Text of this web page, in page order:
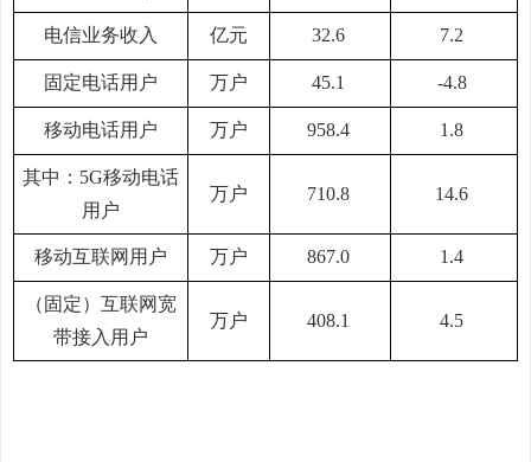
电信业务收入 亿元 32.6 7.2
固定电话用户 万户 45.1 -4.8
移动电话用户 万户 958.4 1.8
其中：5G移动电话
用户
万户 710.8 14.6
移动互联网用户 万户 867.0 1.4
（固定）互联网宽
带接入用户
万户 408.1 4.5